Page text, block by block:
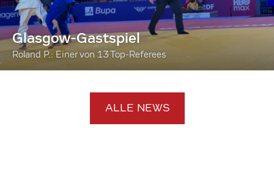
Glasgow-Gastspiel
Roland P.: Einer von 13 Top-Referees
ALLE NEWS